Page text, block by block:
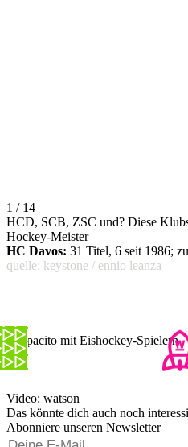
1 / 14
HCD, SCB, ZSC und? Diese
Hockey-Meister
HC Davos: 31 Titel, 6 seit 1986;
quelle: keystone / ennio leanza
Despacito mit Eishockey-Spielern
Video: watson
Das könnte dich auch noch
Abonniere unseren Newsletter